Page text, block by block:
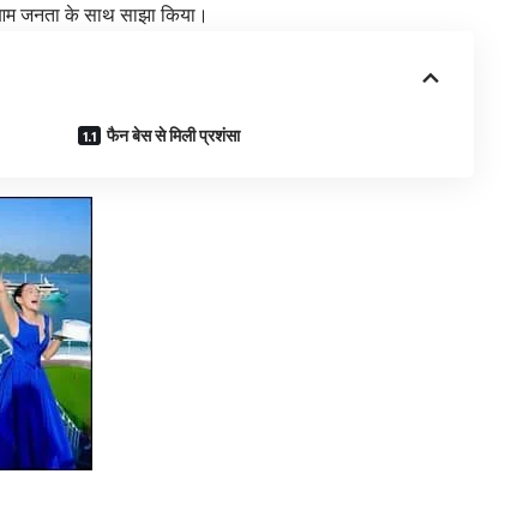
जनता के साथ साझा किया।
फैन बेस से मिली प्रशंसा